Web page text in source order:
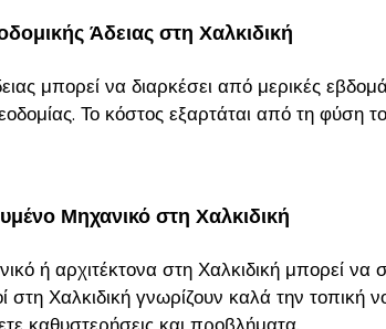
Άδειας στη Χαλκιδική
μπορεί να διαρκέσει από μερικές
Το κόστος εξαρτάται από τη φύση
Μηχανικό στη Χαλκιδική
ή αρχιτέκτονα στη Χαλκιδική μπορεί να
στη Χαλκιδική γνωρίζουν καλά την τοπική
καθυστερήσεις και προβλήματα.